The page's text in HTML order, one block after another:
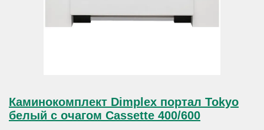
Каминокомплект Dimplex портал Tokyo
белый с очагом Cassette 400/600